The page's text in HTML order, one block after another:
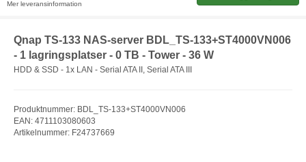
Mer leveransinformation
Qnap TS-133 NAS-server BDL_TS-133+ST4000VN006
- 1 lagringsplatser - 0 TB - Tower - 36 W
HDD & SSD - 1x LAN - Serial ATA II, Serial ATA III
Produktnummer: BDL_TS-133+ST4000VN006
EAN: 4711103080603
Artikelnummer: F24737669